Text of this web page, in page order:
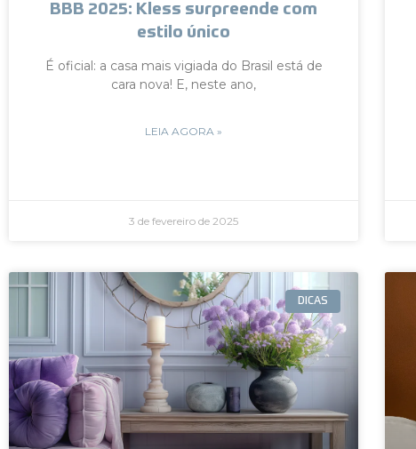
BBB 2025: Kless surpreende com
estilo único
É oficial: a casa mais vigiada do Brasil está de
cara nova! E, neste ano,
LEIA AGORA »
3 de fevereiro de 2025
DICAS